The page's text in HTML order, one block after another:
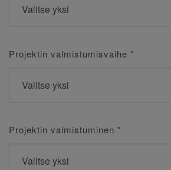
Projektin valmistumisvaihe *
Projektin valmistuminen *